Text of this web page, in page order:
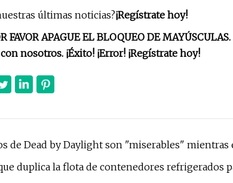
últimas noticias?¡Regístrate hoy!
APAGUE EL BLOQUEO DE
nosotros. ¡Éxito! ¡Error! ¡Regístrate hoy!
de Dead by Daylight son "miserables"
duplica la flota de contenedores refrigerados